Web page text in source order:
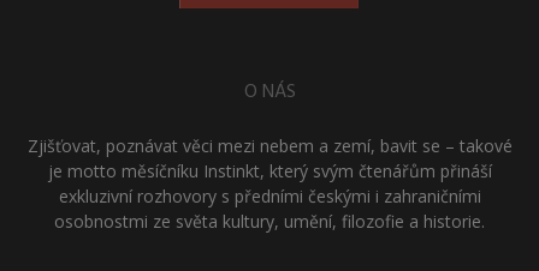
O NÁS
Zjišťovat, poznávat věci mezi nebem a zemí, bavit se – takové
je motto měsíčníku Instinkt, který svým čtenářům přináší
exkluzivní rozhovory s předními českými i zahraničními
osobnostmi ze světa kultury, umění, filozofie a historie.